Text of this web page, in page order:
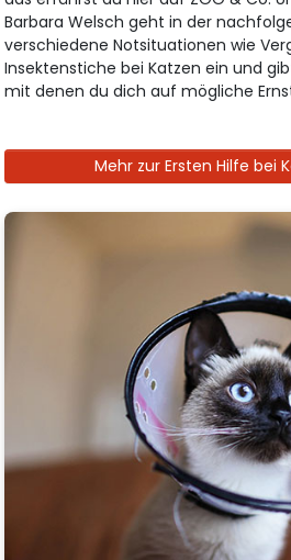
Barbara Welsch geht in der
verschiedene Notsituationen wie
Insektenstiche bei Katzen ein und
mit denen du dich auf mögliche
Mehr zur Ersten Hilfe bei